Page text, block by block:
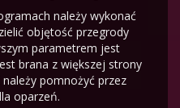
należy wykonać
objętość przegrody
parametrem jest
brana z większej strony
pomnożyć przez
oparzeń.